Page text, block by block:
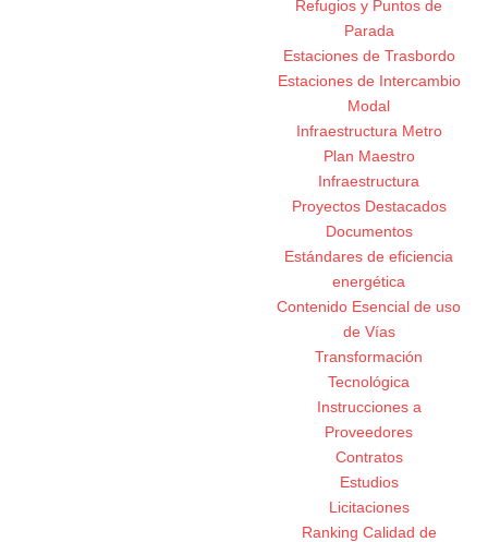
Refugios y Puntos de
Parada
Estaciones de Trasbordo
Estaciones de Intercambio
Modal
Infraestructura Metro
Plan Maestro
Infraestructura
Proyectos Destacados
Documentos
Estándares de eficiencia
energética
Contenido Esencial de uso
de Vías
Transformación
Tecnológica
Instrucciones a
Proveedores
Contratos
Estudios
Licitaciones
Ranking Calidad de